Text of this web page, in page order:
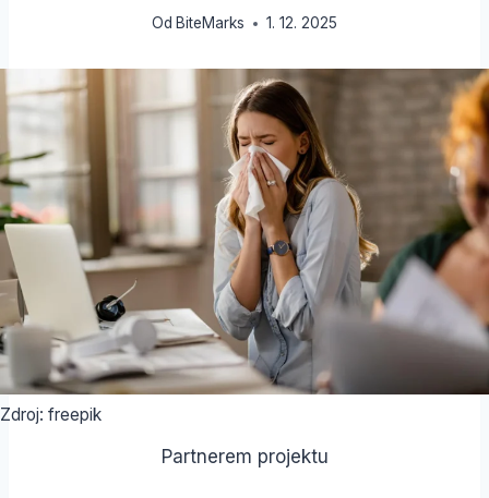
Od BiteMarks 1. 12. 2025
Zdroj: freepik
Partnerem projektu